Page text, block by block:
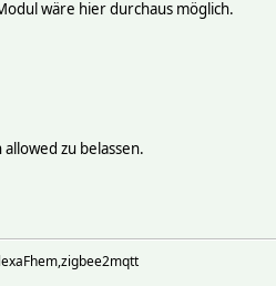
wäre hier durchaus möglich.
zu belassen.